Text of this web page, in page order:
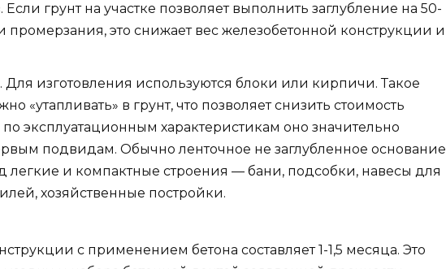
грунт на участке позволяет выполнить заглубление на 50-
промерзания, это снижает вес железобетонной конструкции и
Для изготовления используются блоки или кирпичи. Такое
«утапливать» в грунт, что позволяет снизить стоимость
по эксплуатационным характеристикам оно значительно
подвидам. Обычно ленточное не заглубленное основание
легкие и компактные строения — бани, подсобки, навесы для
хозяйственные постройки.
с применением бетона составляет 1-1,5 месяца. Это